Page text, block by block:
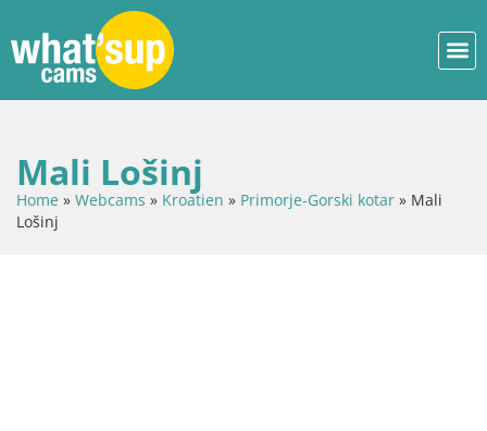
Mali Lošinj
Home » Webcams » Kroatien » Primorje-Gorski kotar » Mali
Lošinj